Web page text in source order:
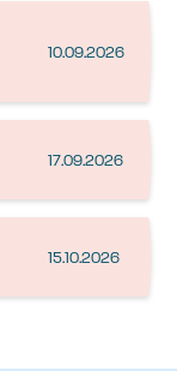
10.09.2026
17.09.2026
15.10.2026